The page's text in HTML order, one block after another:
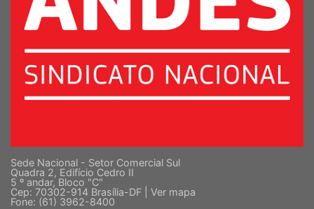
Sede Nacional - Setor Comercial Sul
Quadra 2, Edifício Cedro II
5 º andar, Bloco "C"
Cep: 70302-914 Brasília-DF | Ver mapa
Fone: (61) 3962-8400